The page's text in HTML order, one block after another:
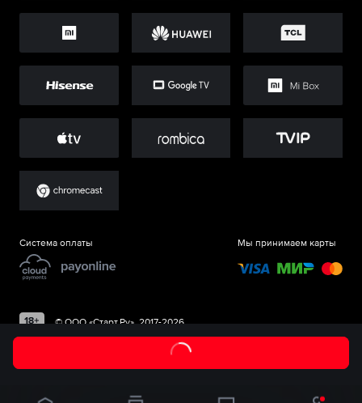
Система оплаты Мы принимаем карты
©ООО «Старт.Ру», 2017-2026